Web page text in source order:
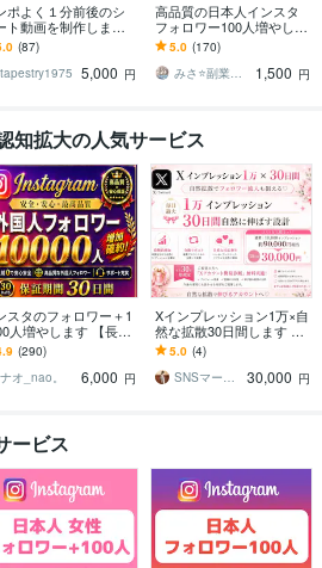
ポよく１分前後のシ
ト動画を制作します
ー素材やAI音声も用
ることが可能！
(87)
tapestry1975 5,000 円
高品質の日本人インスタ
フォロワー100人増やしま
す 安心の減少保証付き✨
フォロワーのサンプルは
画像をチェック❗️
5.0 (170)
みさ⭐️副業応援ママ✨
1,500 円
知拡大の人気サービス
スタのフォロワー＋1
人増やします 【長期
】Instagram1万人増
選べるおまけ付き！
(290)
ナオ_nao。
6,000 円
Xインプレッション1万×自
然な拡散30日間します ポ
スト分割対応♡フォロワ
ー流入も狙える拡散設計⭐︎
5.0 (4)
SNSマーケティング沙織
30,000 円
ービス